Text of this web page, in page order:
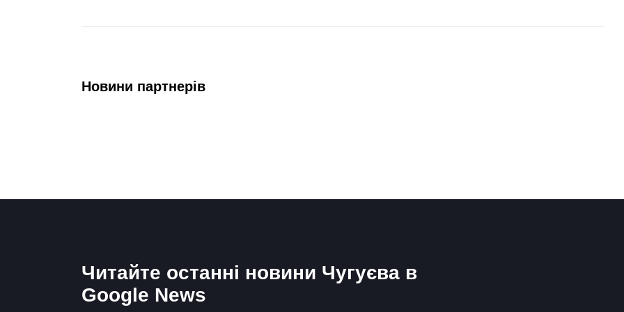
Новини партнерів
Читайте останні новини Чугуєва в
Google News